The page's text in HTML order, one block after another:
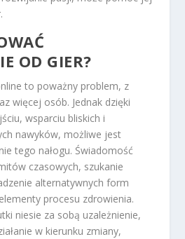
OD GIER?
to poważny problem, z
więcej osób. Jednak dzięki
wsparciu bliskich i
nawyków, możliwe jest
tego nałogu. Świadomość
czasowych, szukanie
alternatywnych form
procesu zdrowienia.
niesie za sobą uzależnienie,
w kierunku zmiany,